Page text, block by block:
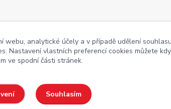
webu, analytické účely a v případě udělení
Nastavení vlastních preferencí cookies můžete
ve spodní části stránek.
Souhlasím